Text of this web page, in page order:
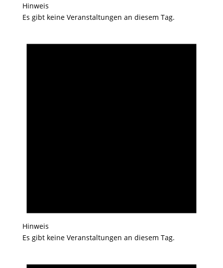
Hinweis
Es gibt keine Veranstaltungen an diesem Tag.
Hinweis
Es gibt keine Veranstaltungen an diesem Tag.